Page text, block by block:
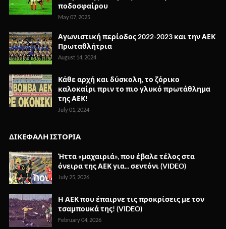
ποδοσφαίρου
May 07, 2025
Αγωνιστική περίοδος 2022-2023 και την ΑΕΚ
Πρωταθλήτρια
August 14, 2024
Κάθε αρχή και δύσκολη, το ζόρικο
καλοκαίρι πριν το πιο γλυκό πρωτάθλημα
της ΑΕΚ!
July 01, 2024
ΔΙΚΕΦΑΛΗ ΙΣΤΟΡΙΑ
Ήττα «μαχαιριά», που έβαλε τέλος στα
όνειρα της ΑΕΚ για... σεντόνι (VIDEO)
July 25, 2026
Η ΑΕΚ που έπαιρνε τις προκρίσεις με τον
τσαμπουκά της! (VIDEO)
February 04, 2026